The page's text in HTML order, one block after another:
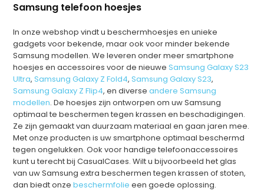
Samsung telefoon hoesjes
In onze webshop vindt u beschermhoesjes en unieke
gadgets voor bekende, maar ook voor minder bekende
Samsung modellen. We leveren onder meer smartphone
hoesjes en accessoires voor de nieuweSamsung Galaxy S23
Ultra,Samsung Galaxy Z Fold4,Samsung Galaxy S23,
Samsung Galaxy Z Flip4, en diverseandere Samsung
modellen. De hoesjes zijn ontworpen om uw Samsung
optimaal te beschermen tegen krassen en beschadigingen.
Ze zijn gemaakt van duurzaam materiaal en gaan jaren mee.
Met onze producten is uw smartphone optimaal beschermd
tegen ongelukken. Ook voor handige telefoonaccessoires
kunt u terecht bij CasualCases. Wilt u bijvoorbeeld het glas
van uw Samsung extra beschermen tegen krassen of stoten,
dan biedt onzebeschermfolie een goede oplossing.